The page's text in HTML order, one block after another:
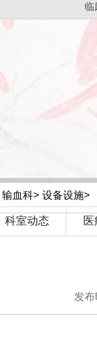
临
输血科> 设备设施>
科室动态
发